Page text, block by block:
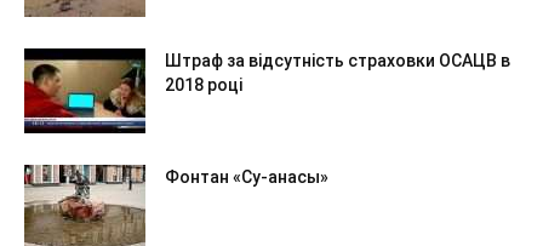
Штраф за відсутність страховки ОСАЦВ в
2018 році
Фонтан «Су-анасы»